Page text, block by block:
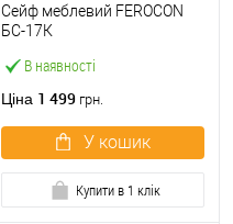
В наявності
Сейф меблевий FEROCON
БС-17К
Ціна 1 499 грн.
У кошик
Купити в 1 клік